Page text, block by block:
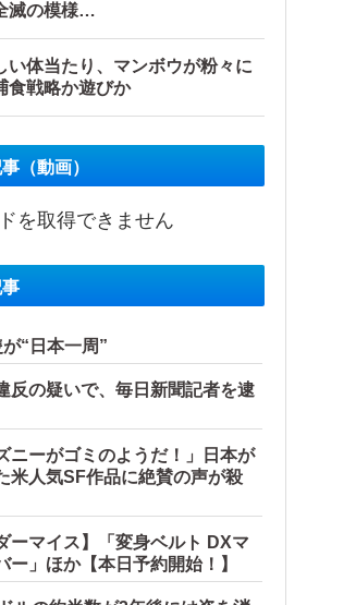
重な処罰を求める」
滅の模様…
い体当たり、マンボウが粉々に
食戦略か遊びか
（動画）
を取得できません
“日本一周”
反の疑いで、毎日新聞記者を逮
ニーがゴミのようだ！」日本が
米人気SF作品に絶賛の声が殺
ーマイス】「変身ベルト DXマ
ー」ほか【本日予約開始！】